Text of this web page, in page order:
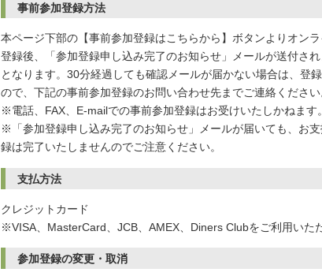
事前参加登録方法
本ページ下部の【事前参加登録はこちらから】ボタンよりオン
登録後、「参加登録申し込み完了のお知らせ」メールが送付さ
となります。30分経過しても確認メールが届かない場合は、登
ので、下記の事前参加登録のお問い合わせ先までご連絡ください
※電話、FAX、E-mailでの事前参加登録はお受けいたしかねます。
※「参加登録申し込み完了のお知らせ」メールが届いても、お
録は完了いたしませんのでご注意ください。
支払方法
クレジットカード
※VISA、MasterCard、JCB、AMEX、Diners Clubをご利用いた
参加登録の変更・取消